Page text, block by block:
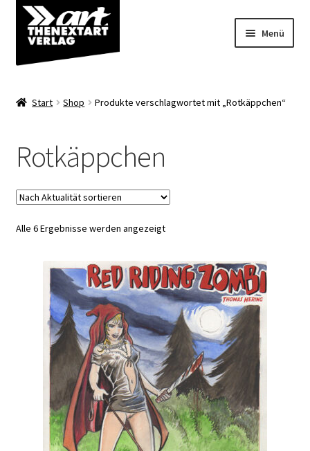
Zur
Navigation
springen
Zum
Inhalt
springen
Menü
Über uns
Start Shop Produkte verschlagwortet mit „Rotkäppchen“
Rotkäppchen
Alle 6 Ergebnisse werden angezeigtNach